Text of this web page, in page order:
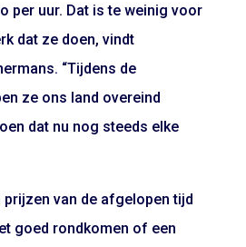
per uur. Dat is te weinig voor
dat ze doen, vindt
“Tijdens de
ze ons land overeind
dat nu nog steeds elke
van de afgelopen tijd
goed rondkomen of een